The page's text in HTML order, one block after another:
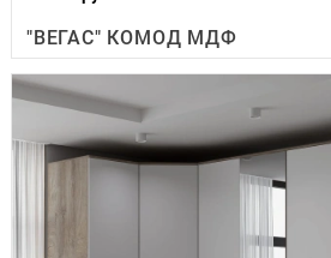
"ВЕГАС" КОМОД МДФ